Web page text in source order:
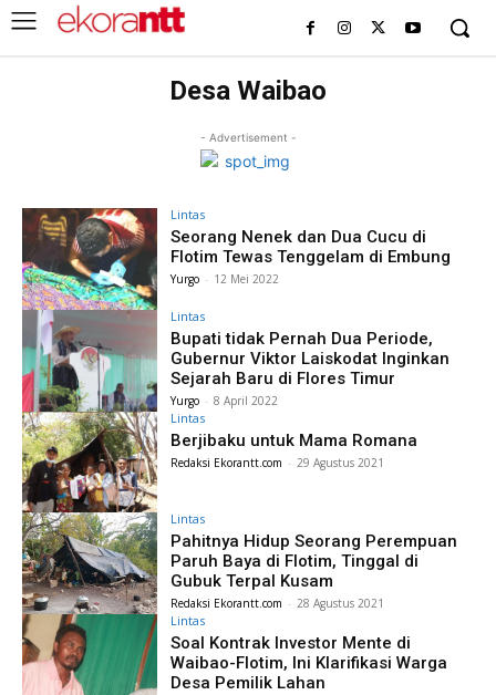
Desa Waibao
- Advertisement -
Lintas
Seorang Nenek dan Dua Cucu di
Flotim Tewas Tenggelam di Embung
Yurgo - 12 Mei 2022
Lintas
Bupati tidak Pernah Dua Periode,
Gubernur Viktor Laiskodat Inginkan
Sejarah Baru di Flores Timur
Yurgo - 8 April 2022
Lintas
Berjibaku untuk Mama Romana
Redaksi Ekorantt.com - 29 Agustus 2021
Lintas
Pahitnya Hidup Seorang Perempuan
Paruh Baya di Flotim, Tinggal di
Gubuk Terpal Kusam
Redaksi Ekorantt.com - 28 Agustus 2021
Lintas
Soal Kontrak Investor Mente di
Waibao-Flotim, Ini Klarifikasi Warga
Desa Pemilik Lahan